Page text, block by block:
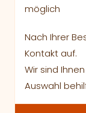
möglich
Nach Ihrer
Kontakt auf.
Wir sind
Auswahl